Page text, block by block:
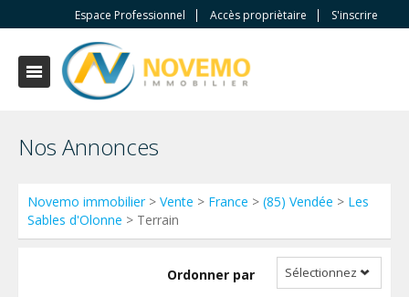
Espace Professionnel Accès propriètaire S'inscrire
Nos Annonces
Novemo immobilier> Vente > France > (85) Vendée > Les
Sables d'Olonne > Terrain
Ordonner par Sélectionnez